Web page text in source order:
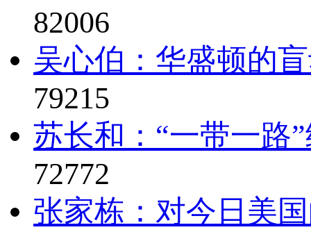
82006
吴心伯：华盛顿的
79215
苏长和：“一带一路
72772
张家栋：对今日美